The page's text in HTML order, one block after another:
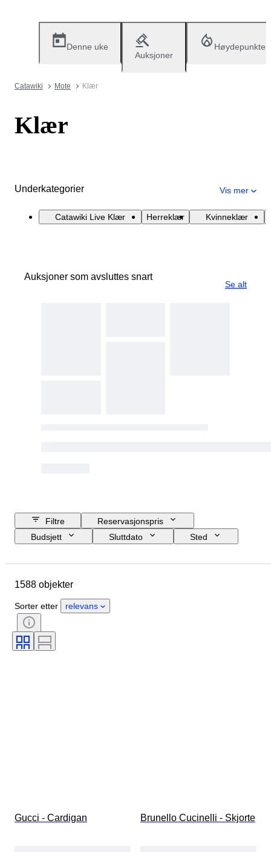
Denne uke
Auksjoner
Høydepunkter
Catawiki Mote Klær
Klær
Underkategorier Vis mer
Catawiki Live Klær Herreklær Kvinneklær
Auksjoner som avsluttes snart
Se alt
Filtre
Reservasjonspris
Budsjett
Sluttdato
Sted
Kjønn
Farge
Æra
Produktstørrelse
Mønster
1588 objekter
Sorter etter relevans
Gucci - Cardigan Brunello Cucinelli - Skjorte